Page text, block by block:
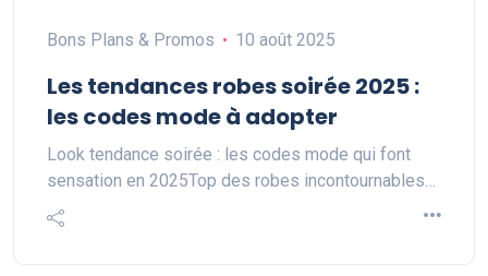
Bons Plans & Promos 10 août 2025
Les tendances robes soirée 2025 :
les codes mode à adopter
Look tendance soirée : les codes mode qui font
sensation en 2025Top des robes incontournables…